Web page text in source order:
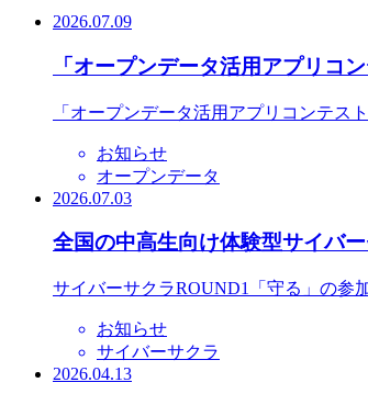
2026.07.09
「オープンデータ活用アプリコ
「オープンデータ活用アプリコンテス
お知らせ
オープンデータ
2026.07.03
全国の中高生向け体験型サイバ
サイバーサクラROUND1「守る」の参
お知らせ
サイバーサクラ
2026.04.13